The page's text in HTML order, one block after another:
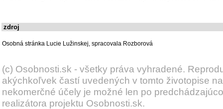
zdroj
Osobná stránka Lucie Lužinskej, spracovala Rozborová
(c) Osobnosti.sk - všetky práva vyhradené.
akýchkoľvek častí uvedených v tomto životopise
nekomerčné účely je možné len po
realizátora projektu Osobnosti.sk.